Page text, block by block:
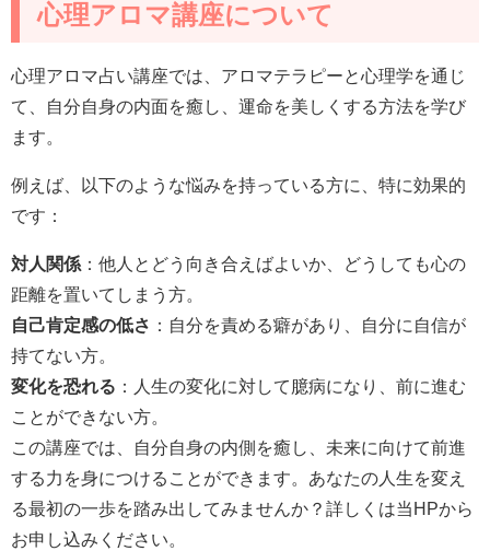
心理アロマ講座について
心理アロマ占い講座では、アロマテラピーと心理学を通じ
て、自分自身の内面を癒し、運命を美しくする方法を学び
ます。
例えば、以下のような悩みを持っている方に、特に効果的
です：
対人関係 ：他人とどう向き合えばよいか、どうしても心の
距離を置いてしまう方。
自己肯定感の低さ ：自分を責める癖があり、自分に自信が
持てない方。
変化を恐れる ：人生の変化に対して臆病になり、前に進む
ことができない方。
この講座では、自分自身の内側を癒し、未来に向けて前進
する力を身につけることができます。あなたの人生を変え
る最初の一歩を踏み出してみませんか？詳しくは当HPから
お申し込みください。